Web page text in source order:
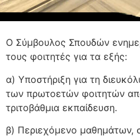
Ο Σύμβουλος Σπουδών
τους φοιτητές για τα εξής:
α) Υποστήριξη για τη
των πρωτοετών φοιτητών
τριτοβάθμια εκπαίδευση.
β) Περιεχόμενο μαθημάτων,